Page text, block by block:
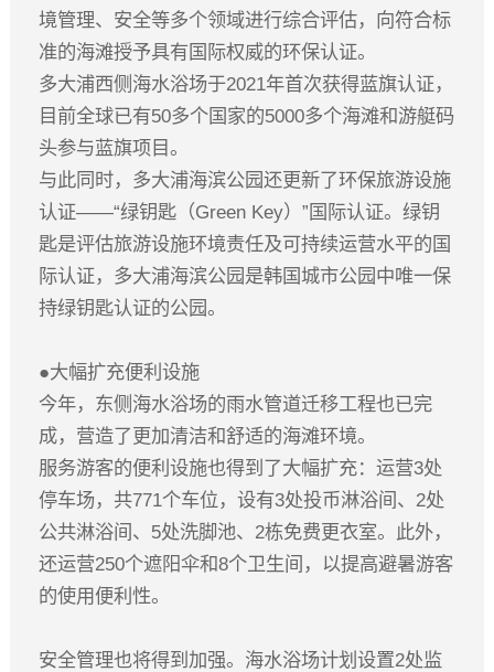
境管理、安全等多个领域进行综合评估，向符合标
准的海滩授予具有国际权威的环保认证。
多大浦西侧海水浴场于2021年首次获得蓝旗认证，
目前全球已有50多个国家的5000多个海滩和游艇码
头参与蓝旗项目。
与此同时，多大浦海滨公园还更新了环保旅游设施
认证——“绿钥匙（Green Key）”国际认证。绿钥
匙是评估旅游设施环境责任及可持续运营水平的国
际认证，多大浦海滨公园是韩国城市公园中唯一保
持绿钥匙认证的公园。
●大幅扩充便利设施
今年，东侧海水浴场的雨水管道迁移工程也已完
成，营造了更加清洁和舒适的海滩环境。
服务游客的便利设施也得到了大幅扩充：运营3处
停车场，共771个车位，设有3处投币淋浴间、2处
公共淋浴间、5处洗脚池、2栋免费更衣室。此外，
还运营250个遮阳伞和8个卫生间，以提高避暑游客
的使用便利性。
安全管理也将得到加强。海水浴场计划设置2处监